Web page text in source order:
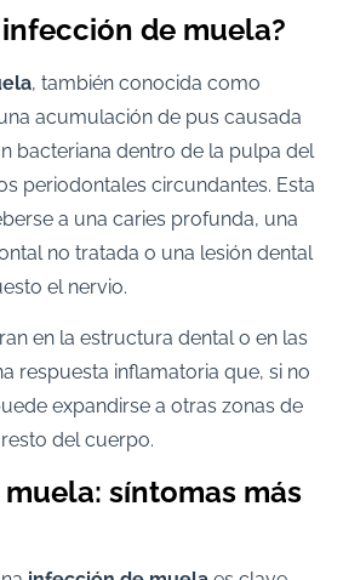
de muela?
, también conocida como
acumulación de pus causada
bacteriana dentro de la pulpa del
periodontales circundantes. Esta
a una caries profunda, una
no tratada o una lesión dental
el nervio.
en la estructura dental o en las
respuesta inflamatoria que, si no
expandirse a otras zonas de
del cuerpo.
síntomas más